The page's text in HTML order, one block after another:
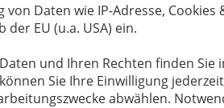
Daten wie IP-Adresse, Cookies
EU (u.a. USA) ein.
und Ihren Rechten finden Sie
Sie Ihre Einwilligung jederzeit
abwählen.